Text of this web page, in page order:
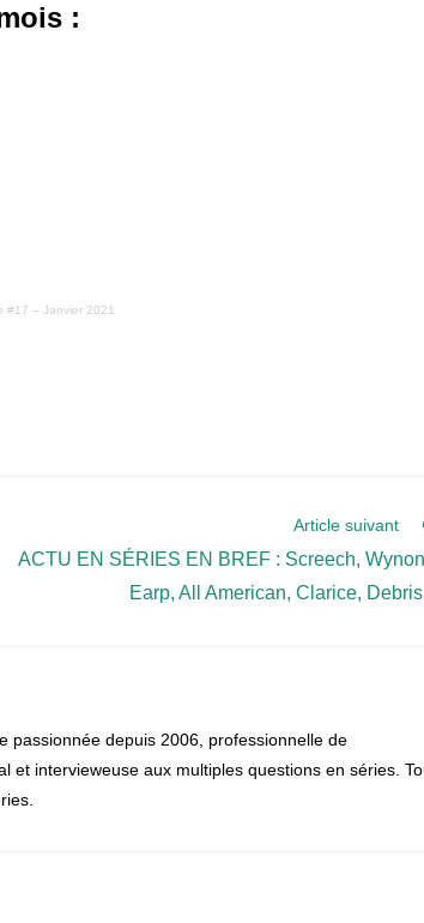
:
#17 – Janvier 2021
Article suivant
ACTU EN SÉRIES EN BREF : Screech,
Earp, All American, Clarice,
passionnée depuis 2006, professionnelle de
et intervieweuse aux multiples questions en séries.